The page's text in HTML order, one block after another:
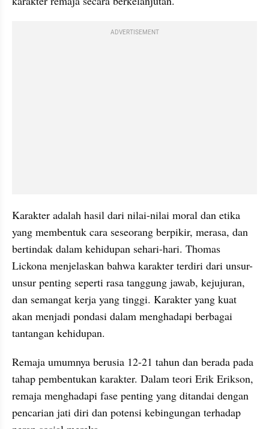
ADVERTISEMENT
Karakter adalah hasil dari nilai-nilai moral dan etika
yang membentuk cara seseorang berpikir, merasa, dan
bertindak dalam kehidupan sehari-hari. Thomas
Lickona menjelaskan bahwa karakter terdiri dari unsur-
unsur penting seperti rasa tanggung jawab, kejujuran,
dan semangat kerja yang tinggi. Karakter yang kuat
akan menjadi pondasi dalam menghadapi berbagai
tantangan kehidupan.
Remaja umumnya berusia 12-21 tahun dan berada pada
tahap pembentukan karakter. Dalam teori Erik Erikson,
remaja menghadapi fase penting yang ditandai dengan
pencarian jati diri dan potensi kebingungan terhadap